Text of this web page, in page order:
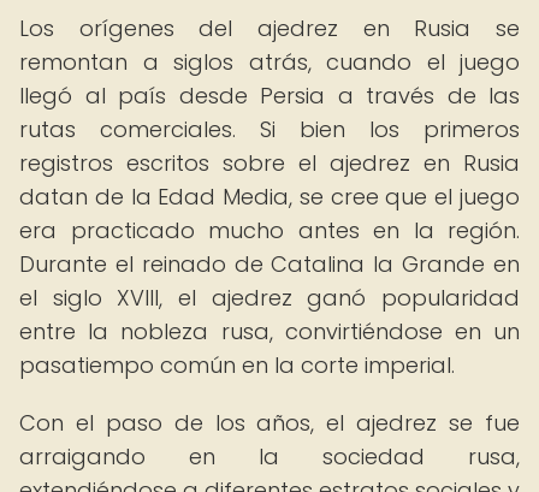
Los orígenes del ajedrez en Rusia se
remontan a siglos atrás, cuando el juego
llegó al país desde Persia a través de las
rutas comerciales. Si bien los primeros
registros escritos sobre el ajedrez en Rusia
datan de la Edad Media, se cree que el juego
era practicado mucho antes en la región.
Durante el reinado de Catalina la Grande en
el siglo XVIII, el ajedrez ganó popularidad
entre la nobleza rusa, convirtiéndose en un
pasatiempo común en la corte imperial.
Con el paso de los años, el ajedrez se fue
arraigando en la sociedad rusa,